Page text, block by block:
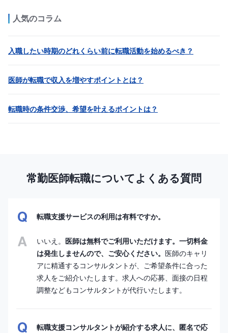
人気のコラム
入職したい時期のどれくらい前に転職活動を始めるべき？
医師が転職で収入を増やすポイントとは？
転職時の条件交渉、希望を叶えるポイントは？
常勤医師転職についてよくある質問
転職支援サービスの利用は有料ですか。
いいえ。 医師は無料でご利用いただけます。一切料金
は発生しませんので、ご安心ください。 医師のキャリ
アに精通するコンサルタントが、ご希望条件に合った
求人をご紹介いたします。求人への応募、面接の日程
調整などもコンサルタントが代行いたします。
転職支援コンサルタントが紹介する求人に、匿名で応